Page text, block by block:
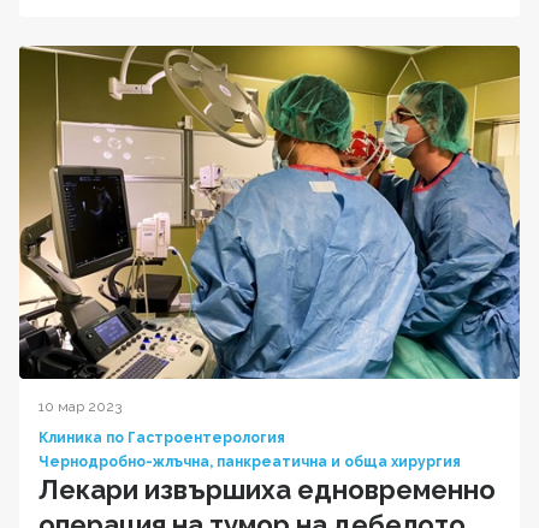
10 мар 2023
Клиника по Гастроентерология
Чернодробно-жлъчна, панкреатична и обща хирургия
Лекари извършиха едновременно